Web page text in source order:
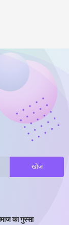
का गुस्सा